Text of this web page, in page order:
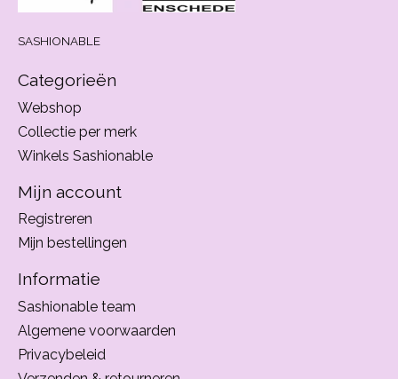
SASHIONABLE
Categorieën
Webshop
Collectie per merk
Winkels Sashionable
Mijn account
Registreren
Mijn bestellingen
Informatie
Sashionable team
Algemene voorwaarden
Privacybeleid